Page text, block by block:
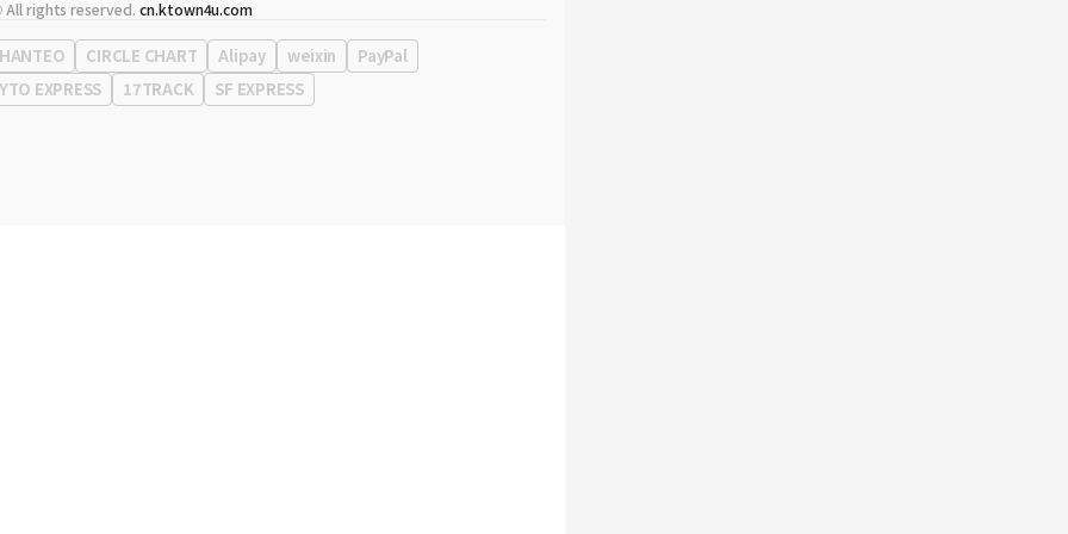
执照 120-87-71116
地址 首尔特别市 江南区 岭东大路 513号 3楼 （三成洞， coex)
rights reserved. cn.ktown4u.com
HANTEO CIRCLE CHART Alipay weixin
PayPal
YTO EXPRESS
17TRACK SF EXPRESS